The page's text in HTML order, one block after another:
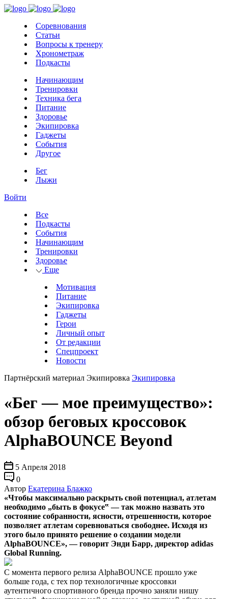
Соревнования
Статьи
Вопросы к тренеру
Хронометраж
Подкасты
Начинающим
Тренировки
Техника бега
Питание
Здоровье
Экипировка
Гаджеты
События
Другое
Бег
Лыжи
Войти
Все
Подкасты
События
Начинающим
Тренировки
Здоровье
Еще
Мотивация
Питание
Экипировка
Гаджеты
Герои
Личный опыт
От редакции
Спецпроект
Новости
Партнёрский материал Экипировка Экипировка
«Бег — мое преимущество»:
обзор беговых кроссовок
AlphaBOUNCE Beyond
5 Апреля 2018
0
Автор Екатерина Блажко
«Чтобы максимально раскрыть свой потенциал, атлетам
необходимо „быть в фокусе‟ — так можно назвать это
состояние собранности, ясности, отрешенности, которое
позволяет атлетам соревноваться свободнее. Исходя из
этого было принято решение о создании модели
AlphaBOUNCE», — говорит Энди Барр, директор adidas
Global Running.
С момента первого релиза AlphaBOUNCE прошло уже
больше года, с тех пор технологичные кроссовки
аутентичного спортивного бренда прочно заняли нишу